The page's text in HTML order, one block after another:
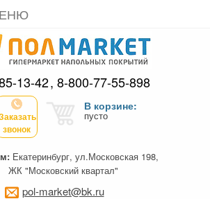
13-42 8-800-77-55-898
звонок
В корзине:
пусто
Екатеринбург, ул.Московская 198,
ЖК "Московский квартал"
pol-market@bk.ru